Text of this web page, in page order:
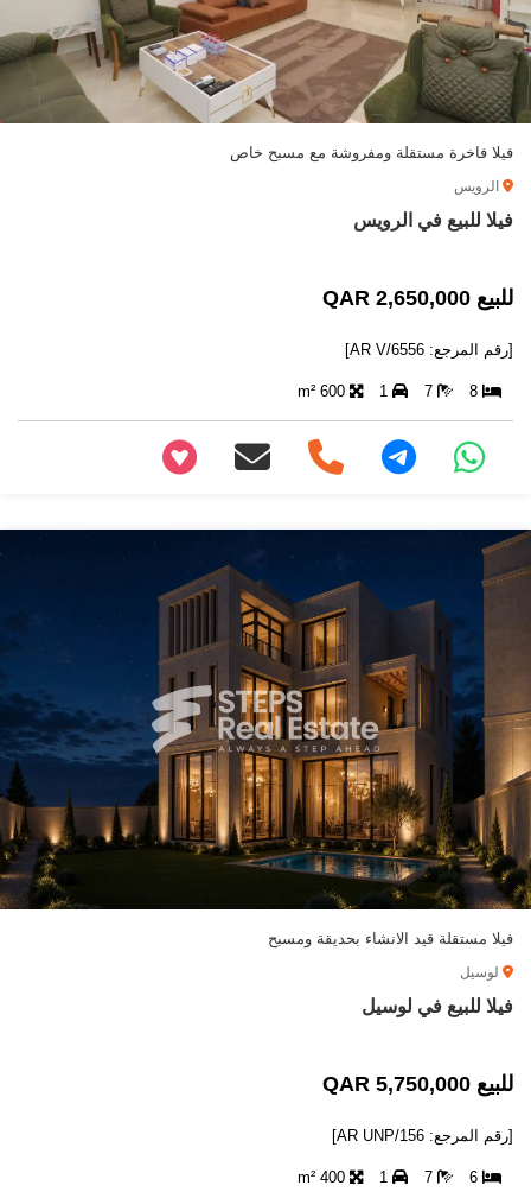
فيلا فاخرة مستقلة ومفروشة مع مسبح خاص
الرويس
فيلا للبيع في الرويس
للبيع 2,650,000 QAR
[رقم المرجع: AR V/6556]
8
7
1
600 m²
فيلا مستقلة قيد الانشاء بحديقة ومسبح
لوسيل
فيلا للبيع في لوسيل
للبيع 5,750,000 QAR
[رقم المرجع: AR UNP/156]
6
7
1
400 m²